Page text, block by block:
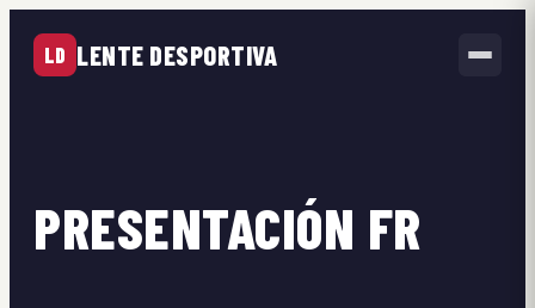
LD LENTE DESPORTIVA
PRESENTACIÓN FR